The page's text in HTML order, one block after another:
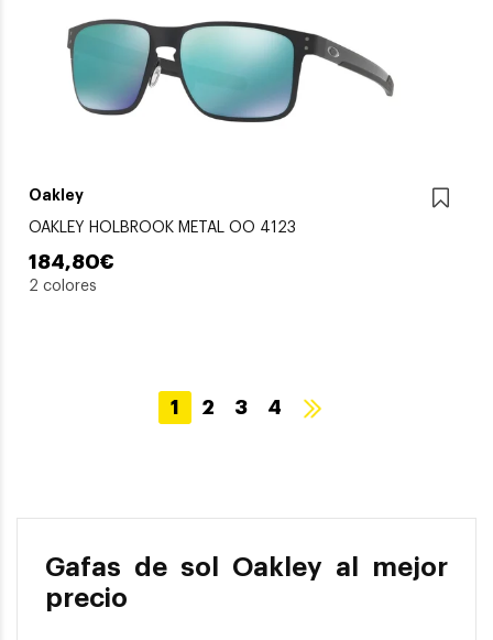
Oakley
OAKLEY HOLBROOK METAL OO 4123
184,80€
2 colores
1 2 3 4
Gafas de sol Oakley al mejor
precio